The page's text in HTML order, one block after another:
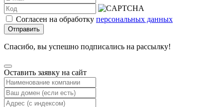
Согласен на обработку персональных данных
Отправить
Спасибо, вы успешно подписались на рассылку!
Оставить заявку на сайт